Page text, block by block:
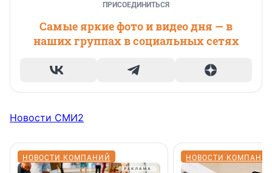
ПРИСОЕДИНИТЬСЯ
Самые яркие фото и видео дня — в
наших группах в социальных сетях
Новости СМИ2
НОВОСТИ КОМПАНИЙ НОВОСТИ